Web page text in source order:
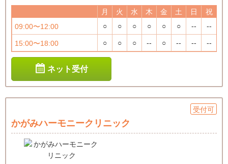
月 火 水 木 金 土 日
祝
09:00〜12:00
○ ○ ○ ○ ○ ○ -- --
15:00〜18:00 ○ ○ ○ -- ○ -- -- --
ネット受付
受付可
かがみハーモニークリニック